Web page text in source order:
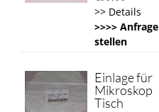
>> Details
>>>> Anfrage
stellen
Einlage für
Mikroskop
Tisch